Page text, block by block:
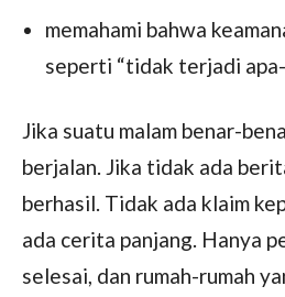
memahami bahwa
seperti “tidak terjadi apa-
Jika suatu malam benar-
berjalan. Jika tidak ada
berhasil. Tidak ada klaim
ada cerita panjang. Hanya
selesai, dan rumah-rumah